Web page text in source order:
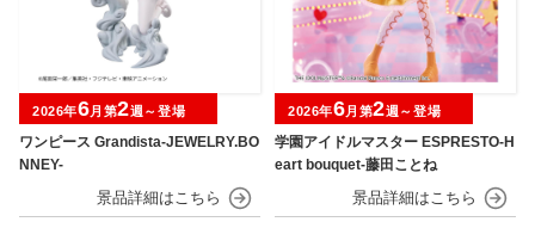
ワンピース Grandista-JEWELRY.BO
NNEY-
2026年6月第2週～登場
学園アイドルマスター ESPRESTO-H
eart bouquet-藤田ことね
2026年6月第2週～登場